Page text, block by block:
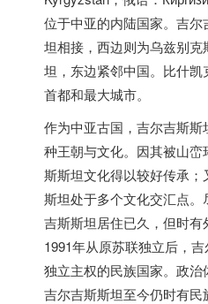
位于中亚的内陆国家。吉
坦相接，西边则为乌兹别
坦，东边紧邻中国。比什
首都和最大城市。
作为中亚古国，吉尔吉斯
种王朝与文化。因其被山
斯斯坦文化得以较好传承
斯坦处于多个文化交汇点
吉斯斯坦居住已久，但时
1991年从原苏联独立后，
独立主权的民族国家。政
吉尔吉斯斯坦至今仍时有民